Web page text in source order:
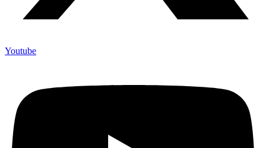
Youtube